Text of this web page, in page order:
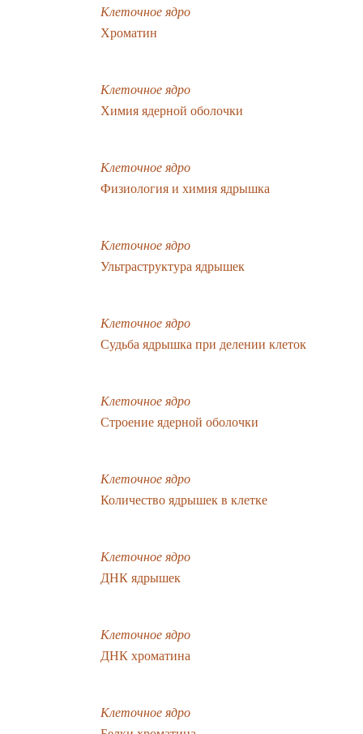
Клеточное ядро
Хроматин
Клеточное ядро
Химия ядерной оболочки
Клеточное ядро
Физиология и химия ядрышка
Клеточное ядро
Ультраструктура ядрышек
Клеточное ядро
Судьба ядрышка при делении клеток
Клеточное ядро
Строение ядерной оболочки
Клеточное ядро
Количество ядрышек в клетке
Клеточное ядро
ДНК ядрышек
Клеточное ядро
ДНК хроматина
Клеточное ядро